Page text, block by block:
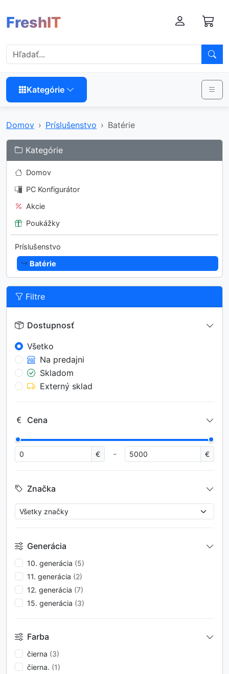
FreshIT
Kategórie
Domov Príslušenstvo Batérie
Kategórie
Domov
PC Konfigurátor
Akcie
Poukážky
Príslušenstvo
Batérie
Filtre
Dostupnosť
Všetko
Na predajni
Skladom
Externý sklad
Cena
€ - €
Značka
Generácia
10. generácia (5)
11. generácia (2)
12. generácia (7)
15. generácia (3)
Farba
čierna (3)
čierna. (1)